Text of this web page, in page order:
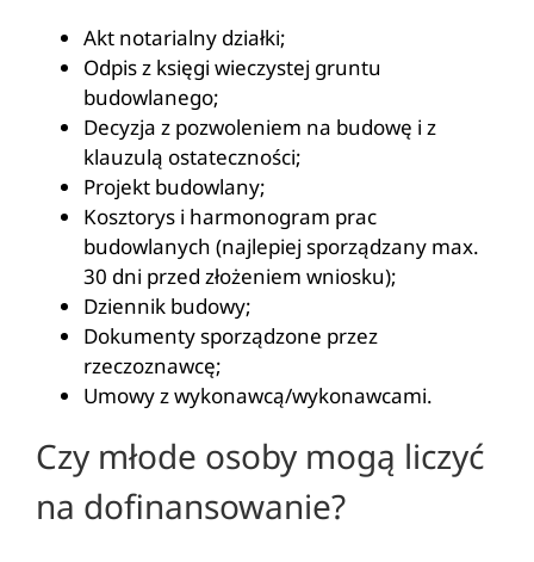
Akt notarialny działki;
Odpis z księgi wieczystej gruntu
budowlanego;
Decyzja z pozwoleniem na budowę i z
klauzulą ostateczności;
Projekt budowlany;
Kosztorys i harmonogram prac
budowlanych (najlepiej sporządzany max.
30 dni przed złożeniem wniosku);
Dziennik budowy;
Dokumenty sporządzone przez
rzeczoznawcę;
Umowy z wykonawcą/wykonawcami.
Czy młode osoby mogą liczyć
na dofinansowanie?